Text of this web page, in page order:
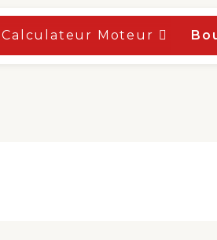
Calculateur Moteur